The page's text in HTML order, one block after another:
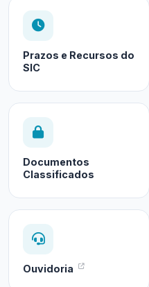
Prazos e Recursos do
SIC
Documentos
Classificados
Ouvidoria